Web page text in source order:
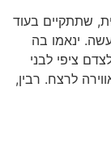
שתתקיים בעוד
במלאת 14 שנים למעשה. ינאמו בה
ציפי לבני
לרצח. רבין,